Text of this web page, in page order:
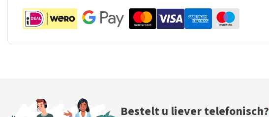
Bestelt u liever telefonisch?